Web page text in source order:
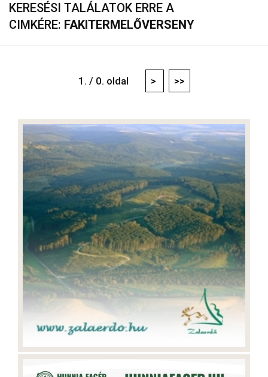
KERESÉSI TALÁLATOK ERRE A
CIMKÉRE: FAKITERMELŐVERSENY
1. / 0. oldal > >>